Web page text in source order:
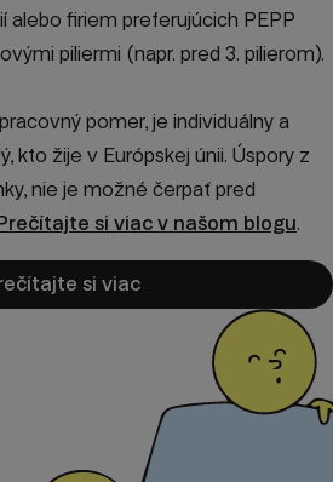
alebo firiem preferujúcich PEPP
piliermi (napr. pred 3. pilierom).
pomer, je individuálny a
kto žije v Európskej únii. Úspory z
nie je možné čerpať pred
si viac v našom blogu.
si viac